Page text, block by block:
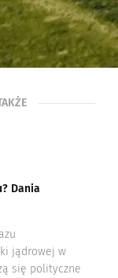
Dania
jądrowej w
się polityczne